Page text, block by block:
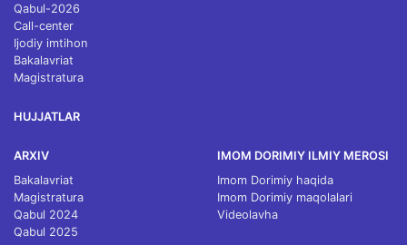
Qabul-2026
Call-center
Ijodiy imtihon
Bakalavriat
Magistratura
HUJJATLAR
ARXIV
Bakalavriat
Magistratura
Qabul 2024
Qabul 2025
IMOM DORIMIY ILMIY MEROSI
Imom Dorimiy haqida
Imom Dorimiy maqolalari
Videolavha